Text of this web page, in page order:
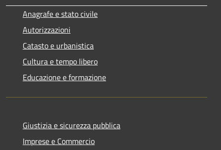
Anagrafe e stato civile
Autorizzazioni
Catasto e urbanistica
Cultura e tempo libero
Educazione e formazione
Giustizia e sicurezza pubblica
Imprese e Commercio